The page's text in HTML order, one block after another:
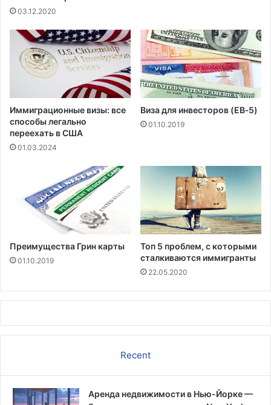
03.12.2020
Иммиграционные визы: все
способы легально
переехать в США
01.03.2024
Виза для инвесторов (EB‑5)
01.10.2019
Преимущества Грин карты
01.10.2019
Топ 5 проблем, с которыми
сталкиваются иммигранты
22.05.2020
Recent
Аренда недвижимости в Нью-Йорке —